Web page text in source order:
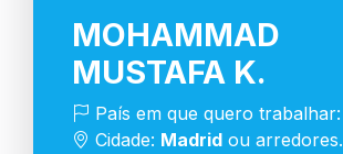
MOHAMMAD
MUSTAFA K.
País em que quero trabalhar:
Cidade: Madrid ou arredores.